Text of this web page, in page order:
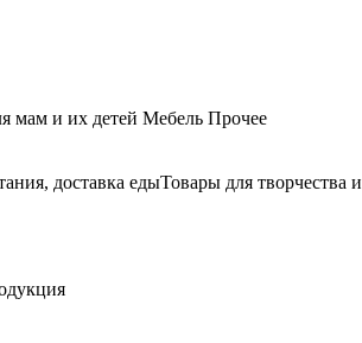
мам и их детей Мебель Прочее
доставка едыТовары для творчества и